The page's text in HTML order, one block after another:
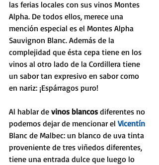
las ferias locales con sus vinos Montes
Alpha. De todos ellos, merece una
mención especial es el Montes Alpha
Sauvignon Blanc. Además de la
complejidad que ésta cepa tiene en los
vinos al otro lado de la Cordillera tiene
un sabor tan expresivo en sabor como
en nariz: ¡Espárragos puro!
Al hablar de vinos blancos diferentes no
podemos dejar de mencionar el Vicentín
Blanc de Malbec: un blanco de uva tinta
proveniente de tres viñedos diferentes,
tiene una entrada dulce que luego lo